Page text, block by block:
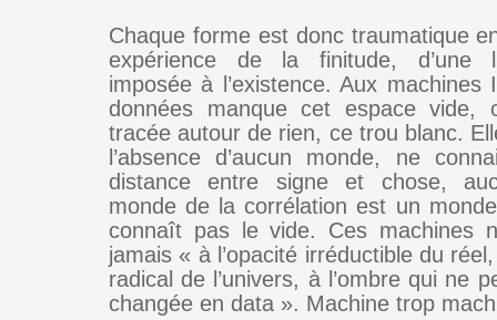
Chaque forme est donc traumatique
expérience de la finitude, d’une
imposée à l’existence. Aux machines
données manque cet espace vide,
tracée autour de rien, ce trou blanc.
l’absence d’aucun monde, ne
distance entre signe et chose,
monde de la corrélation est un
connaît pas le vide. Ces machines
jamais « à l’opacité irréductible du
radical de l’univers, à l’ombre qui ne
changée en data ». Machine trop